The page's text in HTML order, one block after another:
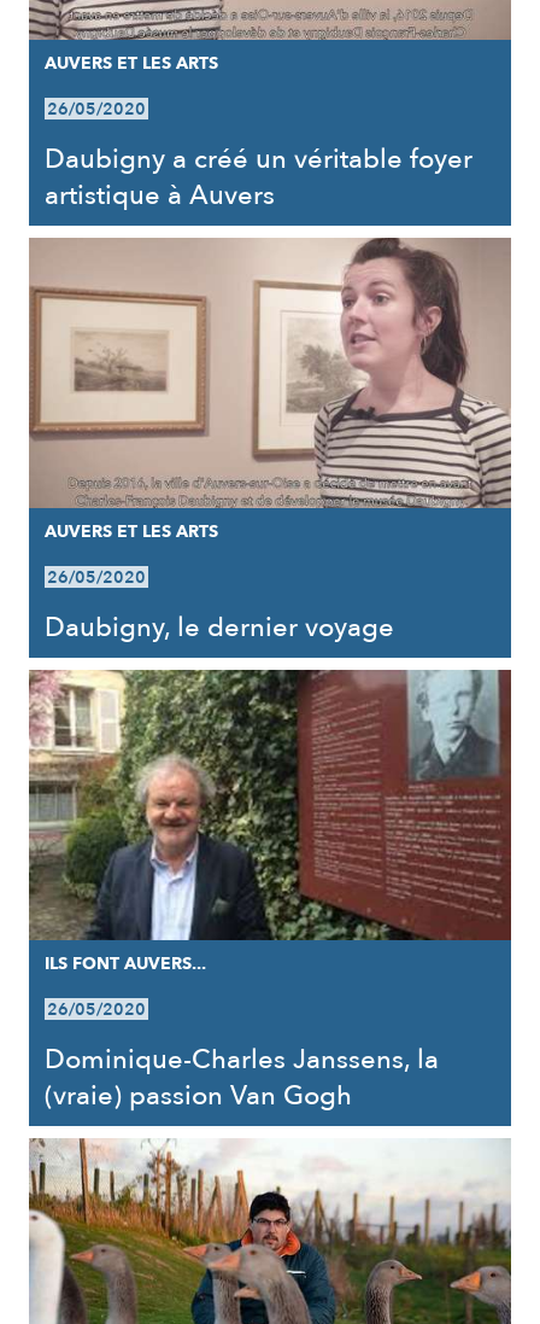
AUVERS ET LES ARTS
26/05/2020
Daubigny a créé un véritable foyer
artistique à Auvers
AUVERS ET LES ARTS
26/05/2020
Daubigny, le dernier voyage
ILS FONT AUVERS...
26/05/2020
Dominique-Charles Janssens, la
(vraie) passion Van Gogh